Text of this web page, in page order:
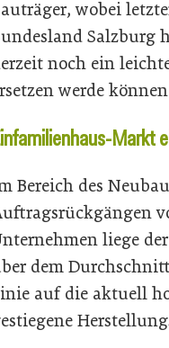
wobei
Salzburg
noch ein
werde
Markt
Bereich des
liege
dem
auf die aktuell